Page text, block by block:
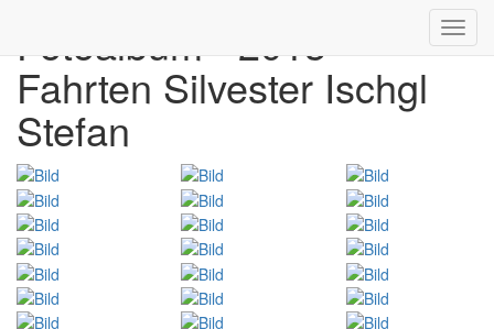
Fotoalbum - 2013
Fahrten Silvester Ischgl
Stefan